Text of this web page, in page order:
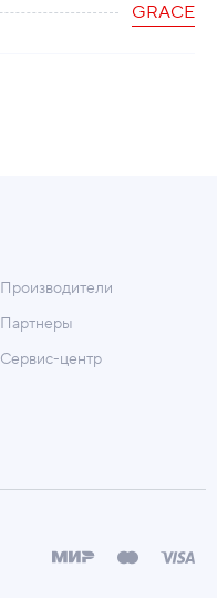
GRACE
Производители
Партнеры
Сервис-центр